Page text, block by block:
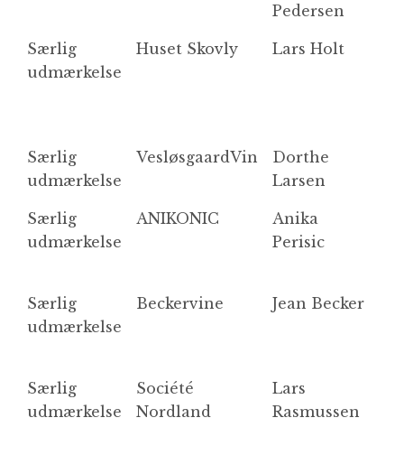
Pedersen
Særlig
udmærkelse
Huset Skovly Lars Holt
Særlig
udmærkelse
VesløsgaardVin
Dorthe
Larsen
Særlig
udmærkelse
ANIKONIC
Anika
Perisic
Særlig
udmærkelse
Beckervine Jean Becker
Særlig
udmærkelse
Société
Nordland
Lars
Rasmussen